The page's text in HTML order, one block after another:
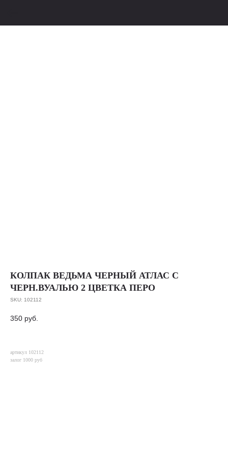
КОЛПАК ВЕДЬМА ЧЕРНЫЙ АТЛАС С
ЧЕРН.ВУАЛЬЮ 2 ЦВЕТКА ПЕРО
SKU: 102112
350 руб.
артикул 102112
залог 1000 руб